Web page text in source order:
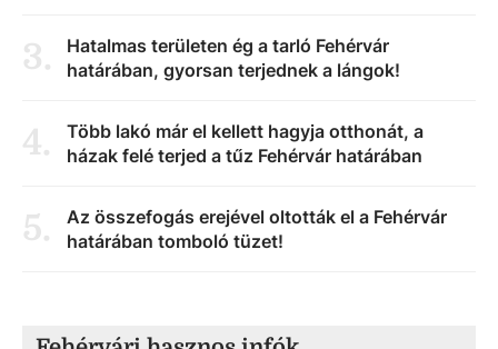
3.
Hatalmas területen ég a tarló Fehérvár
határában, gyorsan terjednek a lángok!
4.
Több lakó már el kellett hagyja otthonát, a
házak felé terjed a tűz Fehérvár határában
5.
Az összefogás erejével oltották el a Fehérvár
határában tomboló tüzet!